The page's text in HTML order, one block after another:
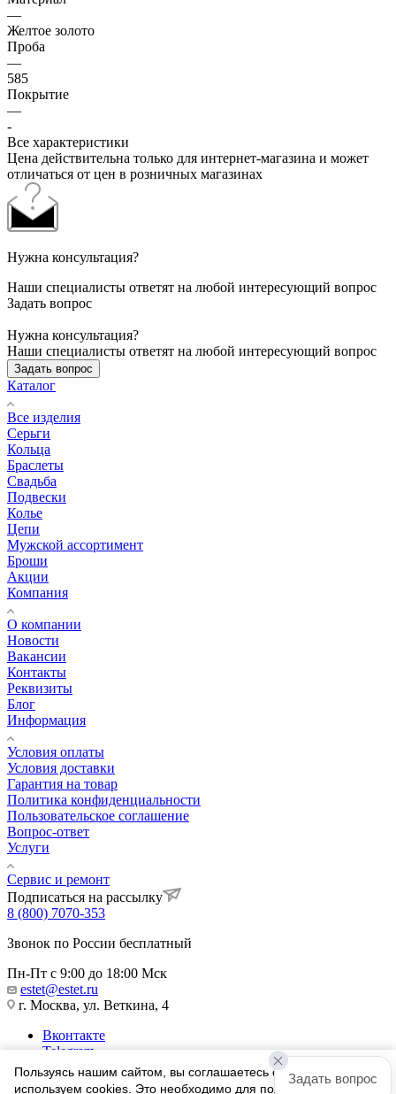
—
Желтое золото
Проба
—
585
Покрытие
—
-
Все характеристики
Цена действительна только для интернет-магазина и может
отличаться от цен в розничных магазинах
Нужна консультация?
Наши специалисты ответят на любой интересующий вопрос
Задать вопрос
Нужна консультация?
Наши специалисты ответят на любой интересующий вопрос
Задать вопрос
Каталог
Все изделия
Серьги
Кольца
Браслеты
Свадьба
Подвески
Колье
Цепи
Мужской ассортимент
Броши
Акции
Компания
О компании
Новости
Вакансии
Контакты
Реквизиты
Блог
Информация
Условия оплаты
Условия доставки
Гарантия на товар
Политика конфиденциальности
Пользовательское соглашение
Вопрос-ответ
Услуги
Сервис и ремонт
Подписаться на рассылку
8 (800) 7070-353
Звонок по России бесплатный
Пн-Пт с 9:00 до 18:00 Мск
estet@estet.ru
г. Москва, ул. Веткина, 4
Вконтакте
Telegram
Одноклассники
WhatsApp
Пользуясь нашим сайтом, вы соглашаетесь с тем, что мы
используем cookies. Это необходимо для полноценного
Задать вопрос